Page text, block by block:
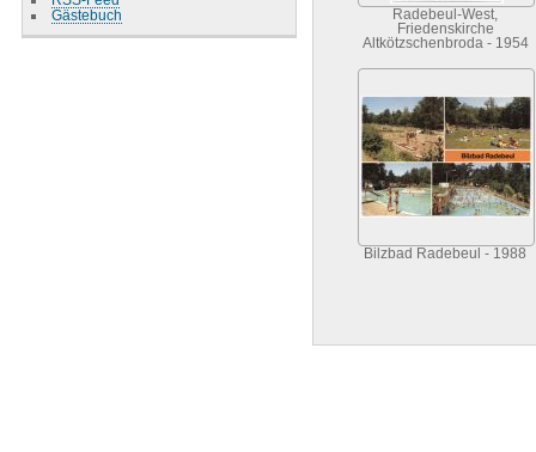
Gästebuch
Radebeul-West,
Friedenskirche
Altkötzschenbroda - 1954
Bilzbad Radebeul - 1988